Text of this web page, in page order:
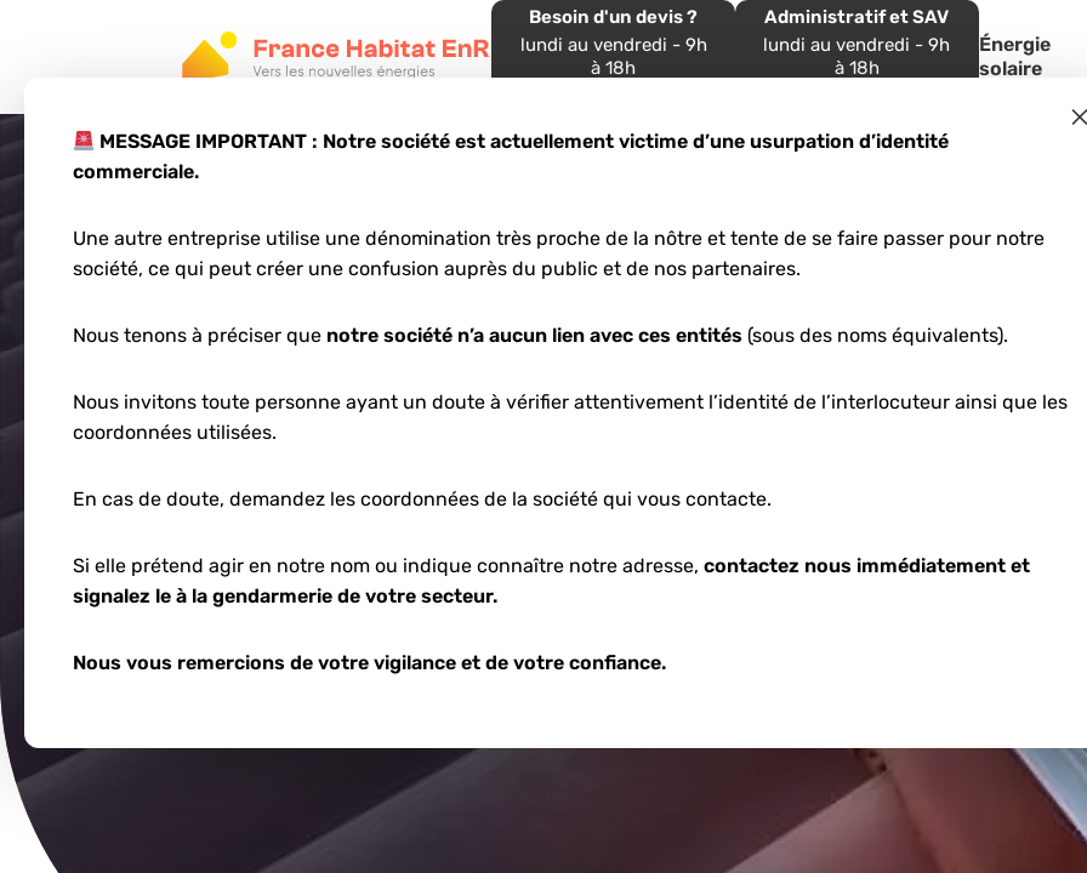
MESSAGE IMPORTANT : Notre société est actuellement victime d’une usurpation d’identité
commerciale.
Une autre entreprise utilise une dénomination très proche de la nôtre et tente de se faire passer pour notre
société, ce qui peut créer une confusion auprès du public et de nos partenaires.
Nous tenons à préciser que notre société n’a aucun lien avec ces entités (sous des noms équivalents).
Nous invitons toute personne ayant un doute à vérifier attentivement l’identité de l’interlocuteur ainsi que les
coordonnées utilisées.
En cas de doute, demandez les coordonnées de la société qui vous contacte.
Si elle prétend agir en notre nom ou indique connaître notre adresse, contactez nous immédiatement et
signalez le à la gendarmerie de votre secteur.
Nous vous remercions de votre vigilance et de votre confiance.
Besoin d'un devis ?
lundi au vendredi - 9h
à 18h
Administratif et SAV
lundi au vendredi - 9h
à 18h
Énergie
solaire
Batterie virtuelle